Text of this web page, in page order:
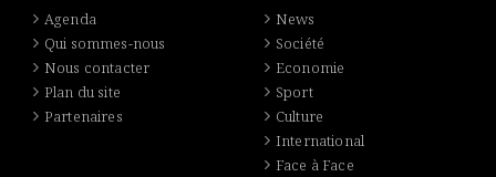
Agenda
Qui sommes-nous
Nous contacter
Plan du site
Partenaires
News
Société
Economie
Sport
Culture
International
Face à Face